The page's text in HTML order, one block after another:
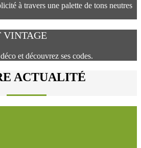
à travers une palette de tons neutres
VINTAGE
et découvrez ses codes.
ACTUALITÉ